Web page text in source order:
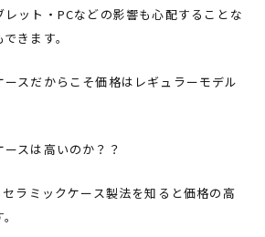
ット・PCなどの影響も心配することな
きます。
ースだからこそ価格はレギュラーモデル
スは高いのか？？
ラミックケース製法を知ると価格の高